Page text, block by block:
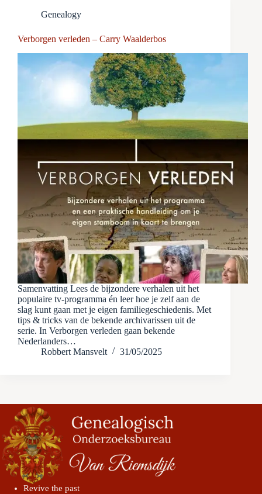
Genealogy
Verborgen verleden – Carry Waalderbos
Samenvatting Lees de bijzondere verhalen uit het
populaire tv-programma én leer hoe je zelf aan de
slag kunt gaan met je eigen familiegeschiedenis. Met
tips & tricks van de bekende archivarissen uit de
serie. In Verborgen verleden gaan bekende
Nederlanders…
Robbert Mansvelt
31/05/2025
Revive the past